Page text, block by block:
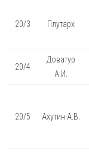
20/3 Плутарх
20/4
Доватур
А.И.
20/5 Ахутин А.В.